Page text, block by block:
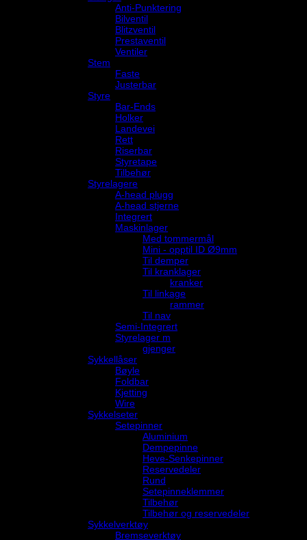
Anti-Punktering
Bilventil
Blitzventil
Prestaventil
Ventiler
Stem
Faste
Justerbar
Styre
Bar-Ends
Holker
Landevei
Rett
Riserbar
Styretape
Tilbehør
Styrelagere
A-head plugg
A-head stjerne
Integrert
Maskinlager
Med tommermål
Mini - opptil ID Ø9mm
Til demper
Til kranklager
kranker
Til linkage
rammer
Til nav
Semi-Integrert
Styrelager m
gjenger
Sykkellåser
Bøyle
Foldbar
Kjetting
Wire
Sykkelseter
Setepinner
Aluminium
Dempepinne
Heve-Senkepinner
Reservedeler
Rund
Setepinneklemmer
Tilbehør
Tilbehør og reservedeler
Sykkelverktøy
Bremseverktøy